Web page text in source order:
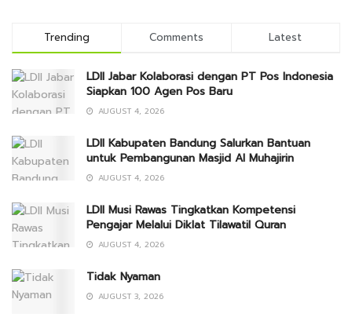
Trending Comments Latest
LDII Jabar Kolaborasi dengan PT Pos Indonesia
Siapkan 100 Agen Pos Baru
AUGUST 4, 2026
LDII Kabupaten Bandung Salurkan Bantuan
untuk Pembangunan Masjid Al Muhajirin
AUGUST 4, 2026
LDII Musi Rawas Tingkatkan Kompetensi
Pengajar Melalui Diklat Tilawatil Quran
AUGUST 4, 2026
Tidak Nyaman
AUGUST 3, 2026